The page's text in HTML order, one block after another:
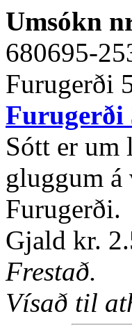
Umsókn
680695-
Furugerði
Furugerði
Sótt er
gluggum
Furugerði.
Gjald kr.
Frestað.
Vísað til